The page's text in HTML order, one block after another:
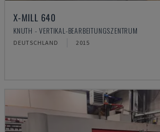
X-MILL 640
KNUTH - VERTIKAL-BEARBEITUNGSZENTRUM
DEUTSCHLAND 2015